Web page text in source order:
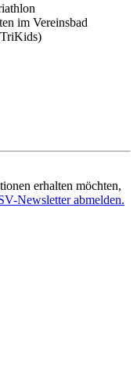
im Vereinsbad
erhalten möchten,
Newsletter abmelden.